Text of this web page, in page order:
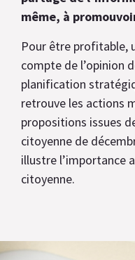
même, à
Pour être profitable,
compte de l’opinion
planification
retrouve les actions
propositions issues
citoyenne de
illustre l’importance
citoyenne.